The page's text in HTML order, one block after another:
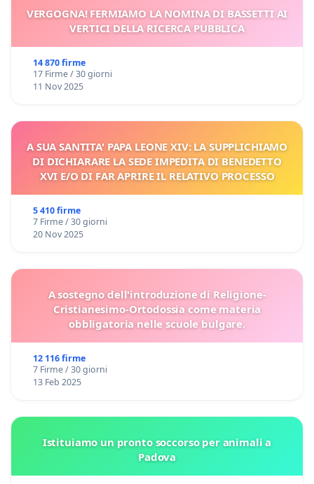
VERGOGNA! FERMIAMO LA NOMINA DI BASSETTI AI
VERTICI DELLA RICERCA PUBBLICA
14 870 firme
17 Firme / 30 giorni
11 Nov 2025
A SUA SANTITA' PAPA LEONE XIV: LA SUPPLICHIAMO
DI DICHIARARE LA SEDE IMPEDITA DI BENEDETTO
XVI E/O DI FAR APRIRE IL RELATIVO PROCESSO
5 410 firme
7 Firme / 30 giorni
20 Nov 2025
A sostegno dell'introduzione di Religione-
Cristianesimo-Ortodossia come materia
obbligatoria nelle scuole bulgare.
12 116 firme
7 Firme / 30 giorni
13 Feb 2025
Istituiamo un pronto soccorso per animali a
Padova